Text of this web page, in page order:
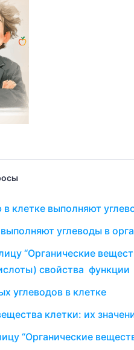
клетке выполняют
углеводы в
“Органические
свойства
углеводов в клетке
клетки: их
“Органические